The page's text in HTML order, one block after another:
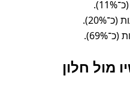
מול חלון